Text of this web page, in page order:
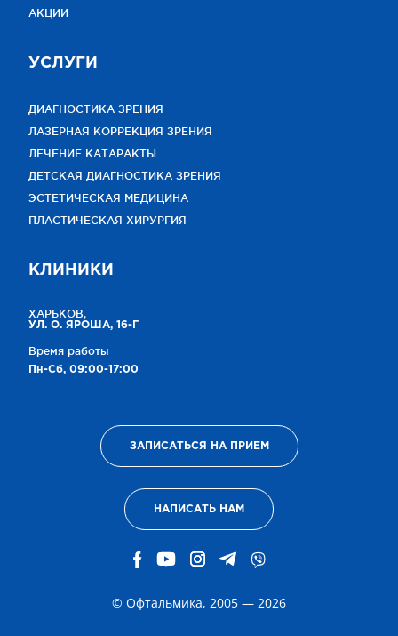
АКЦИИ
УСЛУГИ
ДИАГНОСТИКА ЗРЕНИЯ
ЛАЗЕРНАЯ КОРРЕКЦИЯ ЗРЕНИЯ
ЛЕЧЕНИЕ КАТАРАКТЫ
ДЕТСКАЯ ДИАГНОСТИКА ЗРЕНИЯ
ЭСТЕТИЧЕСКАЯ МЕДИЦИНА
ПЛАСТИЧЕСКАЯ ХИРУРГИЯ
КЛИНИКИ
ХАРЬКОВ,
УЛ. О. ЯРОША, 16-Г
Время работы
Пн-Сб, 09:00-17:00
ЗАПИСАТЬСЯ НА ПРИЕМ
НАПИСАТЬ НАМ
© Офтальмика, 2005 — 2026